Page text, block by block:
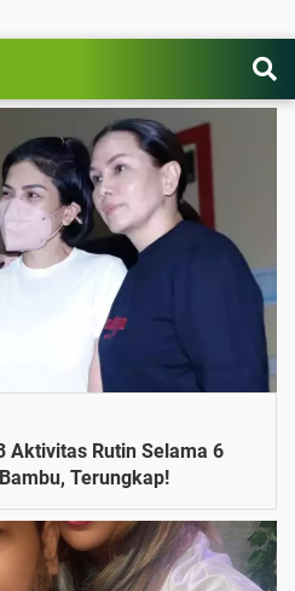
Aktivitas Rutin Selama 6
Terungkap!